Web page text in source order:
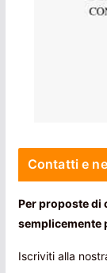
Contatti e
Per proposte di
semplicemente
Iscriviti alla